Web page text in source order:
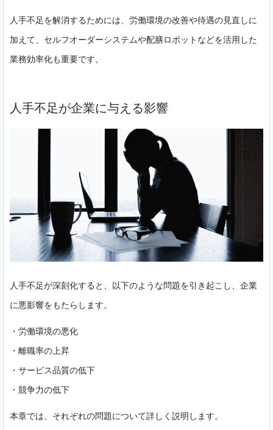
人手不足を解消するためには、労働環境の改善や待遇の見直しに
加えて、セルフオーダーシステムや配膳ロボットなどを活用した
業務効率化も重要です。
人手不足が企業に与える影響
人手不足が深刻化すると、以下のような問題を引き起こし、企業
に悪影響をもたらします。
・労働環境の悪化
・離職率の上昇
・サービス品質の低下
・競争力の低下
本章では、それぞれの問題について詳しく説明します。